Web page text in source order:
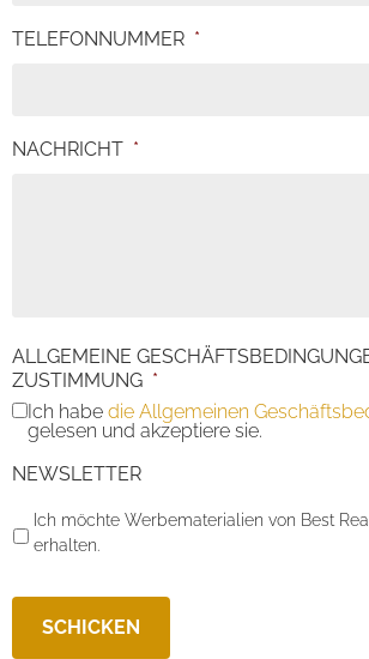
TELEFONNUMMER *
NACHRICHT *
ALLGEMEINE
ZUSTIMMUNG *
Ich habe die Allgemeinen
gelesen und akzeptiere sie.
NEWSLETTER
Ich möchte Werbematerialien von Best
erhalten.